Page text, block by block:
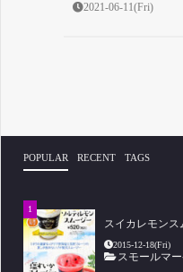
2021-06-11(Fri)
POPULAR RECENT TAGS
スイカレモンス
2015-12-18(Fri)
スモールマー